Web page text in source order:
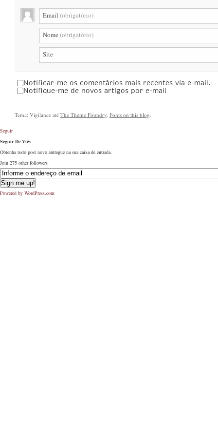
Email (obrigatório)
Nome (obrigatório)
Site
Notificar-me os comentários mais recentes via e-mail.
Notifique-me de novos artigos por e-mail
Tema: Vigilance até The Theme Foundry. Fonts on this blog.
Seguir
Seguir De Viés
Obtenha todo post novo entregue na sua caixa de entrada.
Join 275 other followers
Powered by WordPress.com